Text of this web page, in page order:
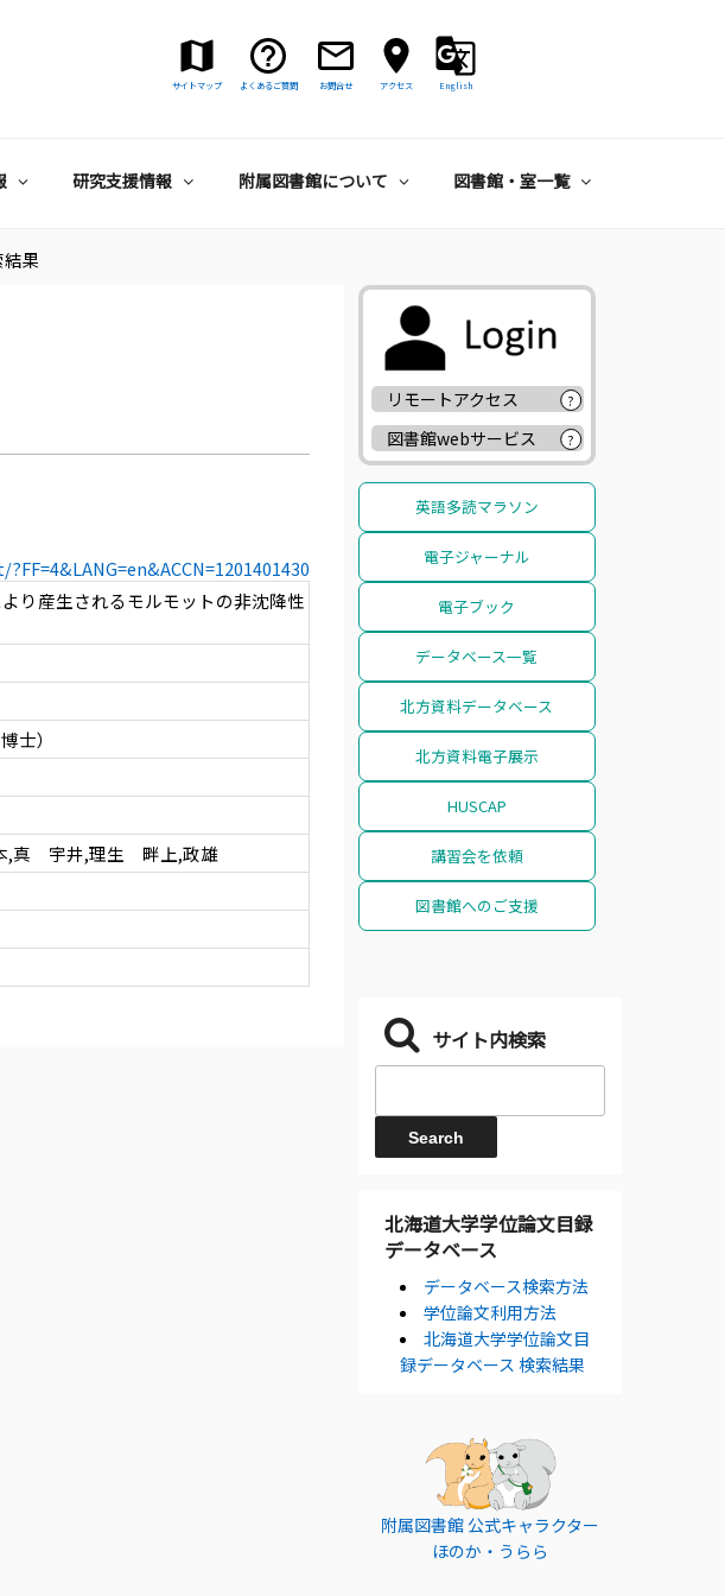
サイトマップ よくあるご質問 お問合せ アクセス English
研究支援情報 附属図書館について 図書館・室一覧
果
り産生されるモルモットの非沈降性
士）
,真 宇井,理生 畔上,政雄
リモートアクセス ?
図書館webサービス ?
英語多読マラソン
電子ジャーナル
電子ブック
データベース一覧
北方資料データベース
北方資料電子展示
HUSCAP
講習会を依頼
図書館へのご支援
サイト内検索
北海道大学学位論文目録
データベース
データベース検索方法
学位論文利用方法
北海道大学学位論文目
録データベース 検索結果
附属図書館 公式キャラクター
ほのか・うらら